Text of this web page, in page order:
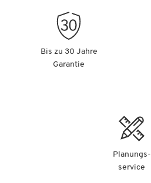
Bis zu 30 Jahre
Garantie
Planungs-
service